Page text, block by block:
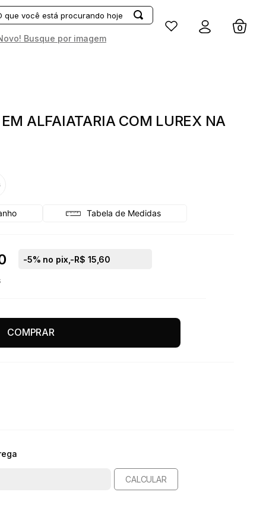
Busque por imagem
Entrar
ALFAIATARIA COM LUREX NA
Tabela de Medidas
-5% no pix, -R$ 15,60
COMPRAR
CALCULAR